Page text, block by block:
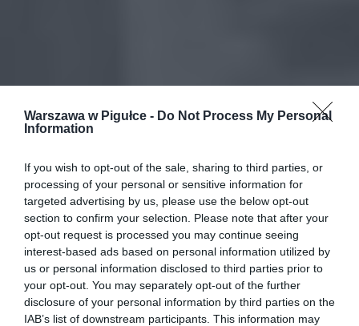
Warszawa w Pigułce - Do Not Process My Personal
Information
If you wish to opt-out of the sale, sharing to third parties, or
processing of your personal or sensitive information for
targeted advertising by us, please use the below opt-out
section to confirm your selection. Please note that after your
opt-out request is processed you may continue seeing
interest-based ads based on personal information utilized by
us or personal information disclosed to third parties prior to
your opt-out. You may separately opt-out of the further
disclosure of your personal information by third parties on the
IAB’s list of downstream participants. This information may